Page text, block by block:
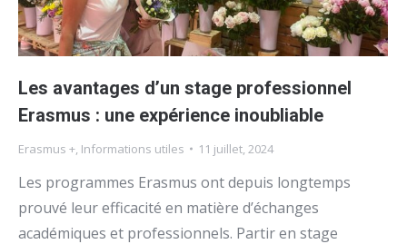
Les avantages d’un stage professionnel
Erasmus : une expérience inoubliable
Erasmus + Informations utiles 11 juillet, 2024
Les programmes Erasmus ont depuis longtemps
prouvé leur efficacité en matière d’échanges
académiques et professionnels. Partir en stage